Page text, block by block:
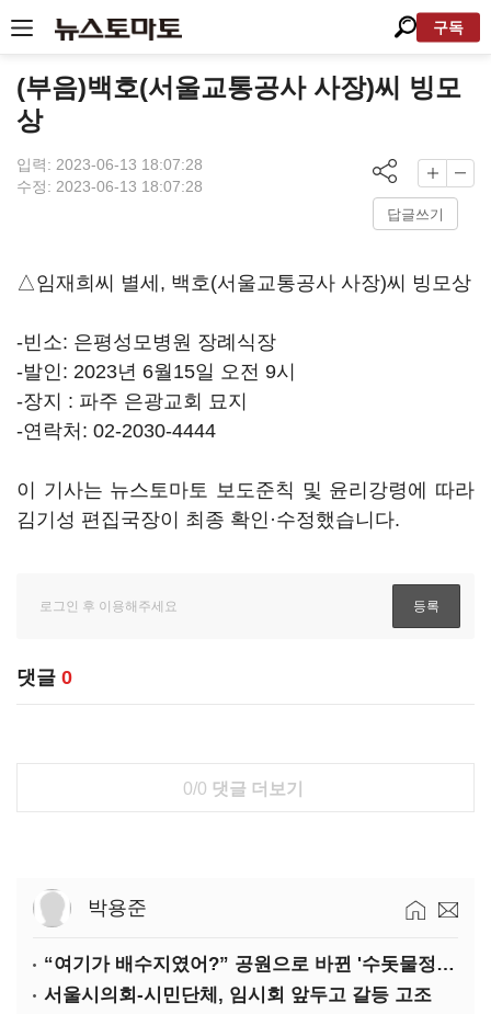
구독
(부음)백호(서울교통공사 사장)씨 빙모
상
입력: 2023-06-13 18:07:28
수정: 2023-06-13 18:07:28
답글쓰기
△임재희씨 별세, 백호(서울교통공사 사장)씨 빙모상
-빈소: 은평성모병원 장례식장
-발인: 2023년 6월15일 오전 9시
-장지 : 파주 은광교회 묘지
-연락처: 02-2030-4444
이 기사는 뉴스토마토 보도준칙 및 윤리강령에 따라
김기성 편집국장이 최종 확인·수정했습니다.
댓글 0
0/0 댓글 더보기
박용준
“여기가 배수지였어?” 공원으로 바뀐 '수돗물정거장'
서울시의회-시민단체, 임시회 앞두고 갈등 고조